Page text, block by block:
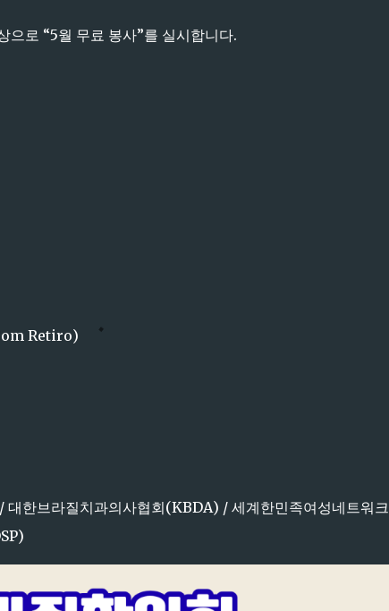
로 “5월 무료 봉사”를 실시합니다.
Retiro)
한브라질치과의사협회(KBDA) / 세계한민족여성네트워크